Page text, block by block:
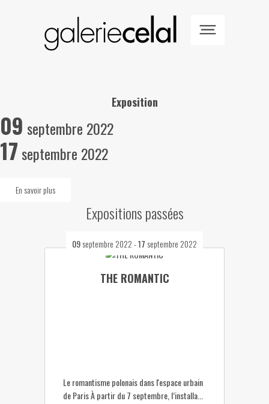
Exposition
09 septembre 2022
17septembre 2022
En savoir plus
Expositions passées
09septembre 2022-17 septembre 2022
THE ROMANTIC
Le romantisme polonais dans l'espace urbain
de Paris À partir du 7 septembre, l’installa...